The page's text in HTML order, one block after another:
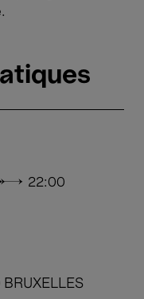
→ 22:00